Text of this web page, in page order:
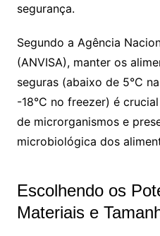
segurança.
Segundo a Agência
(ANVISA), manter os
seguras (abaixo de 5°C
-18°C no freezer) é
de microrganismos e
microbiológica dos
Escolhendo os
Materiais e